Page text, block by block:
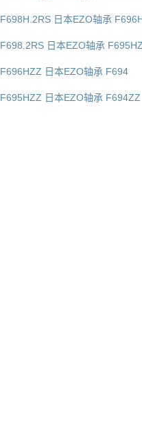
F698H.2RS 日本EZO轴承
F698.2RS 日本EZO轴承
F696HZZ 日本EZO轴承 F694
F695HZZ 日本EZO轴承 F694ZZ